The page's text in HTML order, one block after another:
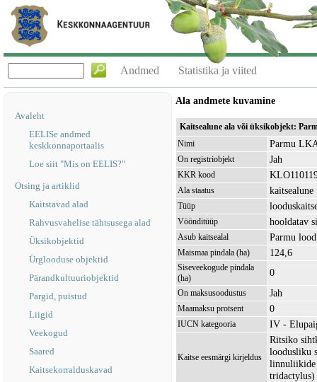
Andmed Statistika ja viited
Avaleht
EELISe andmed
keskkonnaportaalis
Loe siit "Mis on EELIS?"
Otsing ja artiklid
Kaitstavad alad
Rahvusvahelise tähtsusega alad
Üksikobjektid
Ürglooduse objektid
Pärandkultuuriobjektid
Pargid, puistud
Liigid
Veekogud
Saared
Kaitsekorralduskavad
Ala andmete kuvamine
Kaitsealune ala või üksikobjekt:
Nimi
Parmu
On registriobjekt Jah
KKR kood
Ala staatus kaitsealune
Tüüp
Vöönditüüp hooldatav
Asub kaitsealal Parmu
Maismaa pindala (ha) 124,6
Siseveekogude pindala
(ha)
0
On maksusoodustus Jah
Maamaksu protsent 0
IUCN kategooria IV -
Kaitse eesmärgi kirjeldus
Ritsiko
loodusliku
linnuliikide
tridactylus)